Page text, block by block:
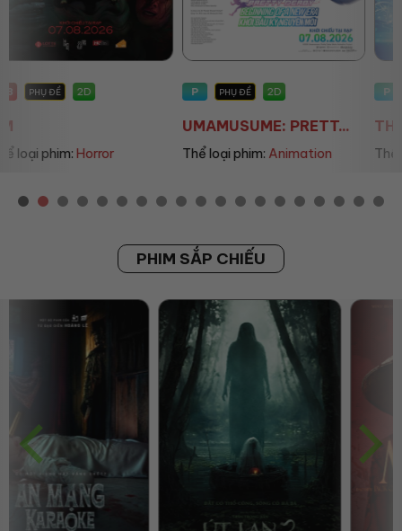
P PHỤ ĐỀ
Thể loại phim:Animation
P PHỤ ĐỀ/LỒNG TIẾNG
THE LAND OF SOME...
Thể loại phim:Animation
PHIM SẮP CHIẾU